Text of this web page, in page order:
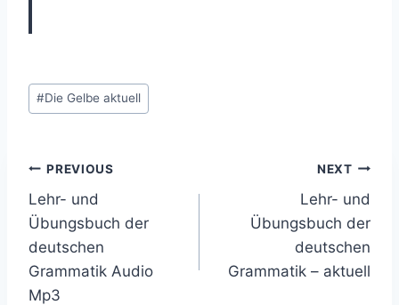
Post
Tags:
#Die Gelbe aktuell
Post
navigation
PREVIOUS
Lehr- und
Übungsbuch der
deutschen
Grammatik Audio
Mp3
NEXT
Lehr- und
Übungsbuch der
deutschen
Grammatik – aktuell